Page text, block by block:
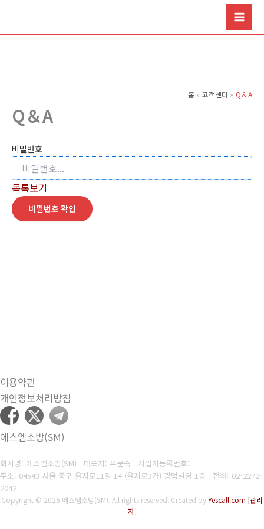
츠
홈 고객센터 Q＆A
Q＆A
비밀번호
목록보기
비밀번호 확인
이용약관
개인정보처리방침
에스엠소방(SM)
회사명: 에스엠소방(SM) 대표자: 우문숙 사업자등록번호:
주소: 04543 서울 중구 을지로11길 14 (을지로3가) 광덕빌딩 1층 전화: 02-2272-
2042
Copyright © 2026 에스엠소방(SM). All rights reserved. Created byYescall.com [관리
자]